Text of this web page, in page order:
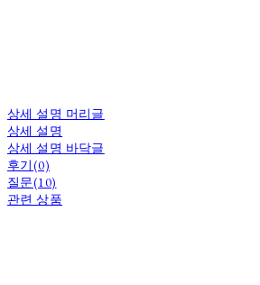
상세 설명 머리글
상세 설명
상세 설명 바닥글
후기(0)
질문(10)
관련 상품